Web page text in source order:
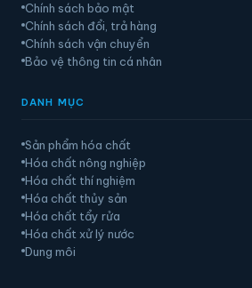
Chính sách bảo mật
Chính sách đổi, trả hàng
Chính sách vận chuyển
Bảo vệ thông tin cá nhân
DANH MỤC
Sản phẩm hóa chất
Hóa chất nông nghiệp
Hóa chất thí nghiệm
Hóa chất thủy sản
Hóa chất tẩy rửa
Hóa chất xử lý nước
Dung môi